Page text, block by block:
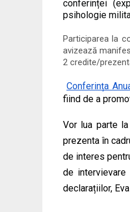
conferinței
psihologie
Participarea la
avizează
2 credite/
Conferința
fiind de a
Vor lua parte
prezenta în
de interes
de intervievare
declarațiilor,